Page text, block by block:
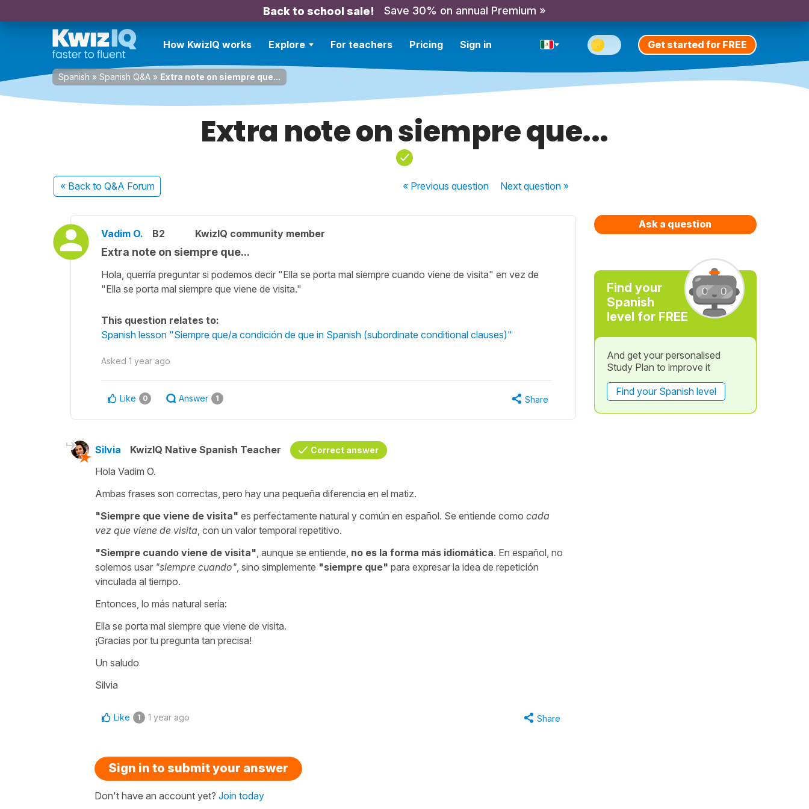
Back to school sale! Save 30% on annual Premium »
How KwizIQ works Explore For teachers Pricing Sign in Get started for FREE
Spanish » Spanish Q&A » Extra note on siempre que...
Extra note on siempre que...
« Back to Q&A Forum « Previousquestion Nextquestion »
Vadim O. B2 KwizIQ community member
Extra note on siempre que...
Hola, querría preguntar si podemos decir "Ella se porta mal siempre cuando viene de visita" en vez de
"Ella se porta mal siempre que viene de visita."
This question relates to:
Spanish lesson "Siempre que/a condición de que in Spanish (subordinate conditional clauses)"
Asked 1 year ago
Like 0 Answer 1 Share
Silvia KwizIQ Native Spanish Teacher Correct answer
Hola Vadim O.
Ambas frases son correctas, pero hay una pequeña diferencia en el matiz.
"Siempre que viene de visita" es perfectamente natural y común en español. Se entiende como cada
vez que viene de visita , con un valor temporal repetitivo.
"Siempre cuando viene de visita" , aunque se entiende, no es la forma más idiomática. En español, no
solemos usar "siempre cuando" , sino simplemente "siempre que" para expresar la idea de repetición
vinculada al tiempo.
Entonces, lo más natural sería:
Ella se porta mal siempre que viene de visita.
¡Gracias por tu pregunta tan precisa!
Un saludo
Silvia
Like 1 1 year ago Share
Sign in to submit your answer
Don't have an account yet? Join today
Ask a question
Find your
Spanish
level for FREE
And get your personalised
Study Plan to improve it
Find your Spanish level